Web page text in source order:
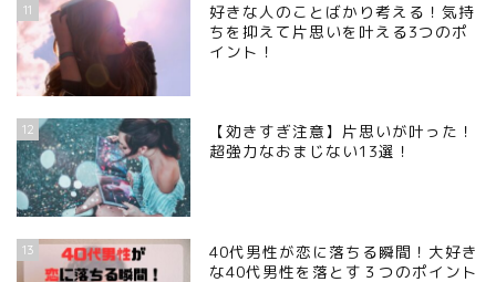
11
好きな人のことばかり考える！気持
ちを抑えて片思いを叶える3つのポ
イント！
12
【効きすぎ注意】片思いが叶った！
超強力なおまじない13選！
13
40代男性が恋に落ちる瞬間！大好き
な40代男性を落とす３つのポイント